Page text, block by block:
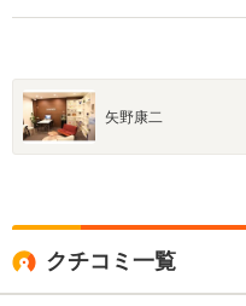
矢野康二
クチコミ一覧